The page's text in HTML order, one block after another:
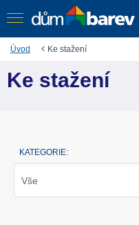
Úvod Ke stažení
Ke stažení
KATEGORIE:
Vše